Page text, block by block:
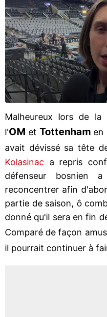
Malheureux lors de la
l'OM et Tottenham en
avait dévissé sa tête
Kolasinac a repris
défenseur
reconcentrer afin
partie de saison, ô
donné qu'il sera en fin
Comparé de façon
il pourrait continuer à